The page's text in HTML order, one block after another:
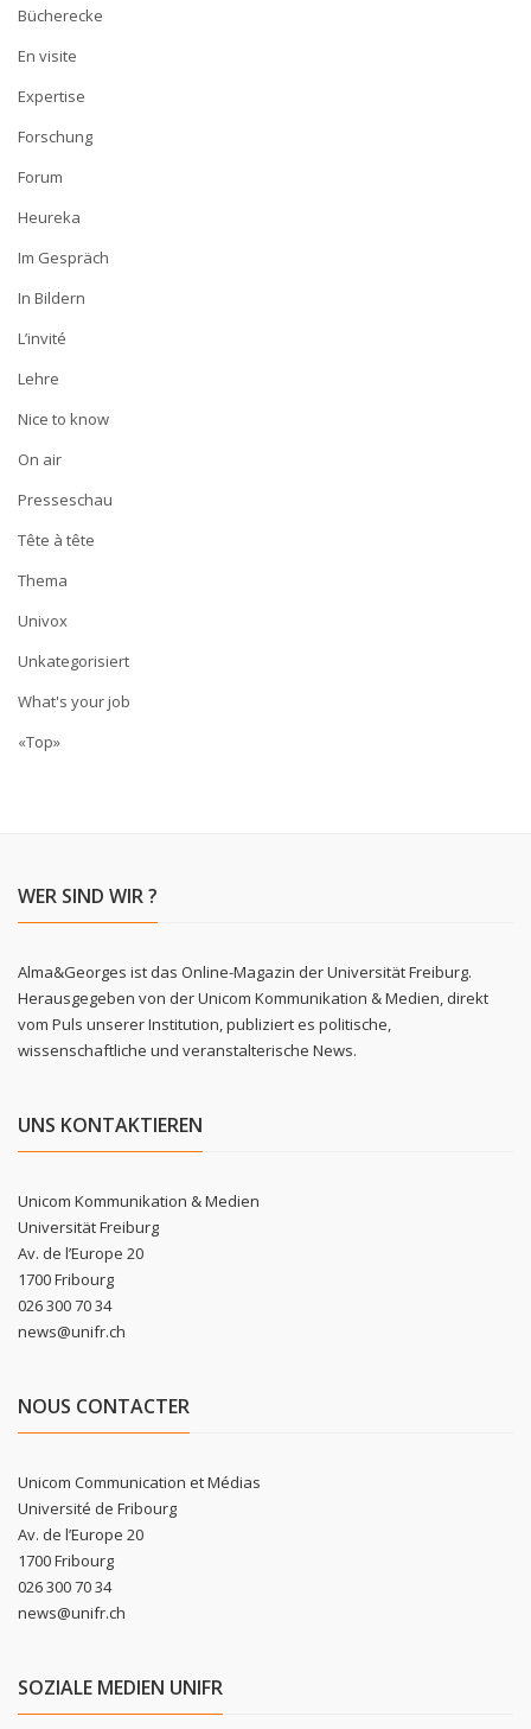
Bücherecke
En visite
Expertise
Forschung
Forum
Heureka
Im Gespräch
In Bildern
L’invité
Lehre
Nice to know
On air
Presseschau
Tête à tête
Thema
Univox
Unkategorisiert
What's your job
«Top»
WER SIND WIR ?
Alma&Georges ist das Online-Magazin der Universität Freiburg.
Herausgegeben von der Unicom Kommunikation & Medien, direkt
vom Puls unserer Institution, publiziert es politische,
wissenschaftliche und veranstalterische News.
UNS KONTAKTIEREN
Unicom Kommunikation & Medien
Universität Freiburg
Av. de l’Europe 20
1700 Fribourg
026 300 70 34
news@unifr.ch
NOUS CONTACTER
Unicom Communication et Médias
Université de Fribourg
Av. de l’Europe 20
1700 Fribourg
026 300 70 34
news@unifr.ch
SOZIALE MEDIEN UNIFR